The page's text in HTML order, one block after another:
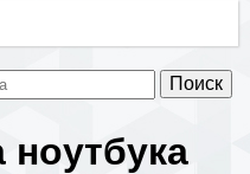
ноутбука